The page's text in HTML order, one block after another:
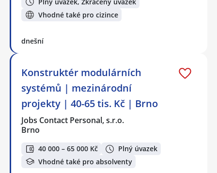
Vhodné také pro cizince
dnešní
Konstruktér modulárních
systémů | mezinárodní
projekty | 40-65 tis. Kč | Brno
Jobs Contact Personal, s.r.o.
Brno
40 000 – 65 000 Kč
Plný úvazek
Vhodné také pro absolventy